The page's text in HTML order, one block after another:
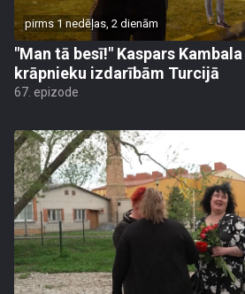
pirms 1 nedēļas, 2 dienām
"Man tā besī!" Kaspars
krāpnieku izdarībām Turcijā
67. epizode